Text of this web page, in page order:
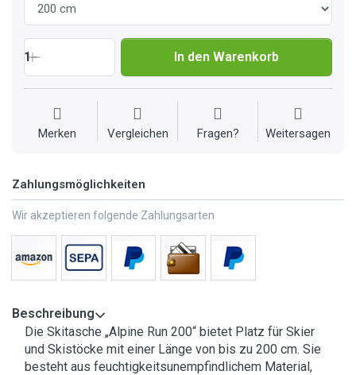
1 In den Warenkorb
Merken Vergleichen Fragen? Weitersagen
Zahlungsmöglichkeiten
Wir akzeptieren folgende Zahlungsarten
Beschreibung
Die Skitasche „Alpine Run 200“ bietet Platz für Skier
und Skistöcke mit einer Länge von bis zu 200 cm. Sie
besteht aus feuchtigkeitsunempfindlichem Material,